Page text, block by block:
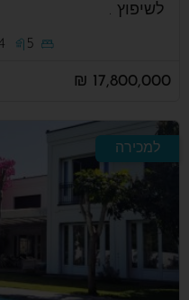
לשיפוץ .
5
17,800,000 ₪
למכירה